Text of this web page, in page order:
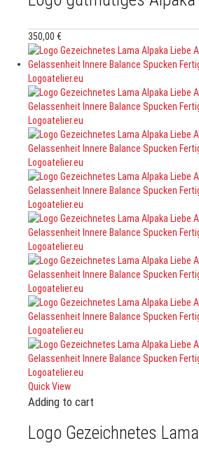
350,00 €
Quick View
Adding to cart
Logo Gezeichnetes Lama